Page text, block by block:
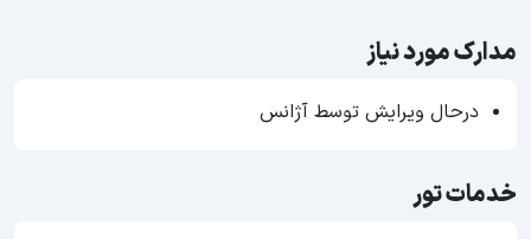
مدارک مورد نیاز
درحال ویرایش توسط آژانس
خدمات تور